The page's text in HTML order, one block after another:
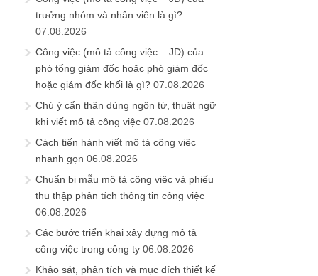
trưởng nhóm và nhân viên là gì?
07.08.2026
Công việc (mô tả công việc – JD) của
phó tổng giám đốc hoặc phó giám đốc
hoặc giám đốc khối là gì? 07.08.2026
Chú ý cẩn thận dùng ngôn từ, thuật ngữ
khi viết mô tả công việc 07.08.2026
Cách tiến hành viết mô tả công việc
nhanh gọn 06.08.2026
Chuẩn bị mẫu mô tả công việc và phiếu
thu thập phân tích thông tin công việc
06.08.2026
Các bước triển khai xây dựng mô tả
công việc trong công ty 06.08.2026
Khảo sát, phân tích và mục đích thiết kế